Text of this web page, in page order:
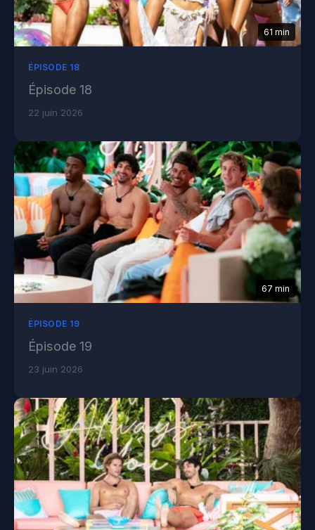
61 min
ÉPISODE 18
Épisode 18
22 juin 2026
67 min
ÉPISODE 19
Épisode 19
23 juin 2026